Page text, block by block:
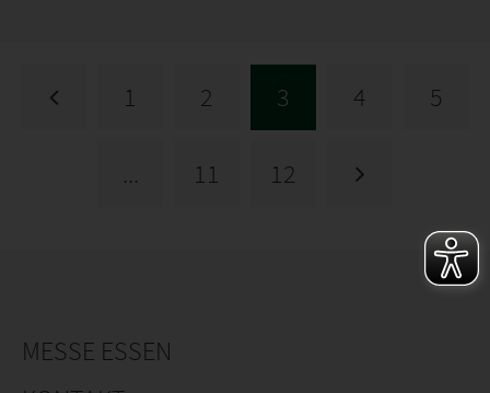
1 2 3 4 5
... 11 12
MESSE ESSEN